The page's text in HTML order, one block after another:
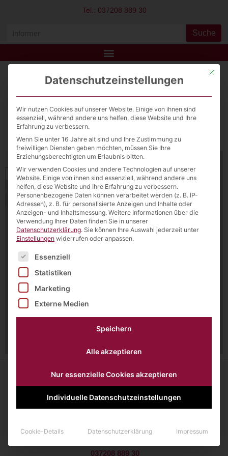
Tel.: 037208 889 30
Suche
WW B Informer
Download File
View Fullscreen
09244 Lichtenau
037208 889 30
Mit
Datenschutzeinstellungen
Wir nutzen Cookies auf unserer Website. Einige von ihnen sind
essenziell, während andere uns helfen, diese Website und Ihre
Erfahrung zu verbessern.
Wenn Sie unter 16 Jahre alt sind und Ihre Zustimmung zu
freiwilligen Diensten geben möchten, müssen Sie Ihre
Erziehungsberechtigten um Erlaubnis bitten.
Wir verwenden Cookies und andere Technologien auf unserer
Website. Einige von ihnen sind essenziell, während andere uns
helfen, diese Website und Ihre Erfahrung zu verbessern.
Personenbezogene Daten können verarbeitet werden (z. B. IP-
Adressen), z. B. für personalisierte Anzeigen und Inhalte oder
Anzeigen- und Inhaltsmessung. Weitere Informationen über die
Verwendung Ihrer Daten finden Sie in unserer
Datenschutzerklärung. Sie können Ihre Auswahl jederzeit unter
Einstellungen widerrufen oder anpassen.
Es folgt eine Liste der Service-Gruppen, für die eine
Essenziell
Statistiken
Marketing
Externe Medien
Speichern
Alle akzeptieren
Nur essenzielle Cookies akzeptieren
Individuelle Datenschutzeinstellungen
Cookie-Details Datenschutzerklärung Impressum